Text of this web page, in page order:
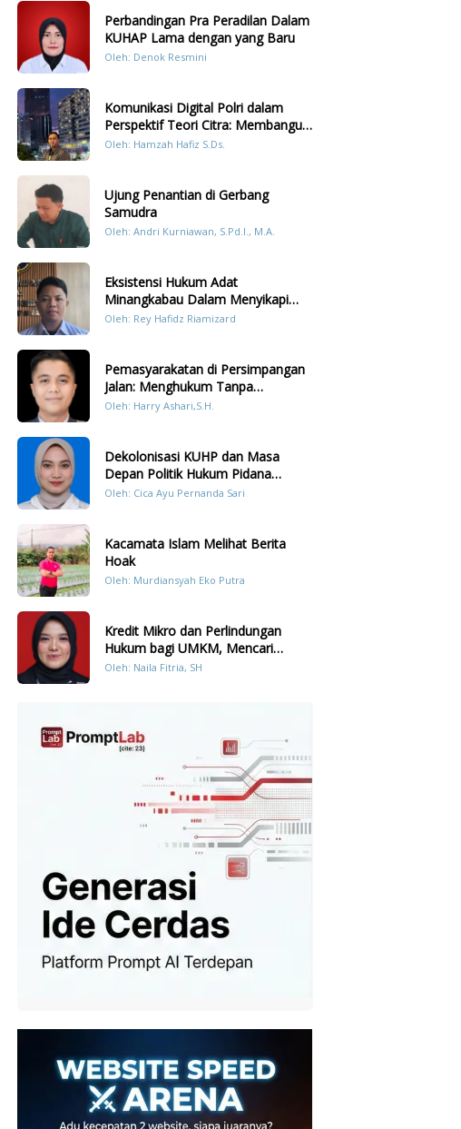
Perbandingan Pra Peradilan Dalam
KUHAP Lama dengan yang Baru
Oleh: Denok Resmini
Komunikasi Digital Polri dalam
Perspektif Teori Citra: Membangun
Kepercayaan Publik Melalui Konten
Oleh: Hamzah Hafiz S.Ds.
Ujung Penantian di Gerbang
Samudra
Oleh: Andri Kurniawan, S.Pd.I., M.A.
Eksistensi Hukum Adat
Minangkabau Dalam Menyikapi
Prilaku LGBT Analisis Perbandingan
Oleh: Rey Hafidz Riamizard
Pemasyarakatan di Persimpangan
Jalan: Menghukum Tanpa
Memulihkan?
Oleh: Harry Ashari,S.H.
Dekolonisasi KUHP dan Masa
Depan Politik Hukum Pidana
Indonesia
Oleh: Cica Ayu Pernanda Sari
Kacamata Islam Melihat Berita
Hoak
Oleh: Murdiansyah Eko Putra
Kredit Mikro dan Perlindungan
Hukum bagi UMKM, Mencari
Keseimbangan antara Risiko dan
Oleh: Naila Fitria, SH